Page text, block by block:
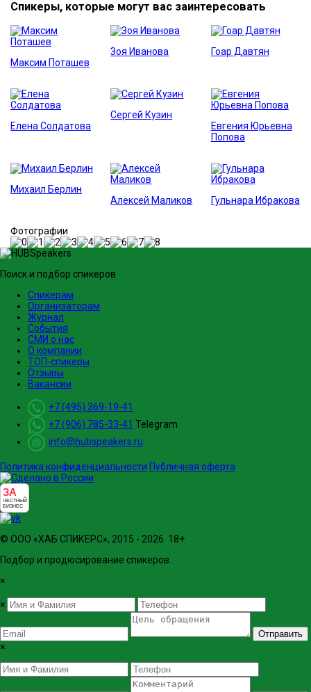
Спикеры, которые могут вас заинтересовать
Максим Поташев
Зоя Иванова Гоар Давтян
Елена Солдатова
Сергей Кузин
Евгения Юрьевна
Попова
Михаил Берлин
Алексей Маликов
Гульнара Ибракова
Фотографии
Поиск и подбор спикеров
Спикерам
Организаторам
Журнал
События
СМИ о нас
О компании
ТОП-спикеры
Отзывы
Вакансии
+7 (495) 369-19-41
+7 (906) 785-33-41 Telegram
info@hubspeakers.ru
Политика конфиденциальности Публичная оферта
ЗА
ЧЕСТНЫЙ
БИЗНЕС
© ООО «ХАБ СПИКЕРС», 2015 - 2026. 18+
Подбор и продюсирование спикеров.
×
×
Отправить
×